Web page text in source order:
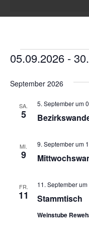
05.09.2026 -
September 2026
SA.
5
5. September um
MI.
9
9. September um
FR.
11 Stammtisch
11. September um
Weinstube